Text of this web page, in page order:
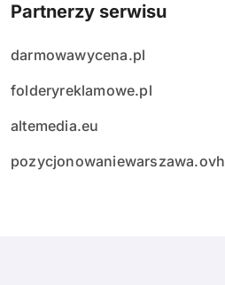
Partnerzy serwisu
darmowawycena.pl
folderyreklamowe.pl
altemedia.eu
pozycjonowaniewarszawa.ovh